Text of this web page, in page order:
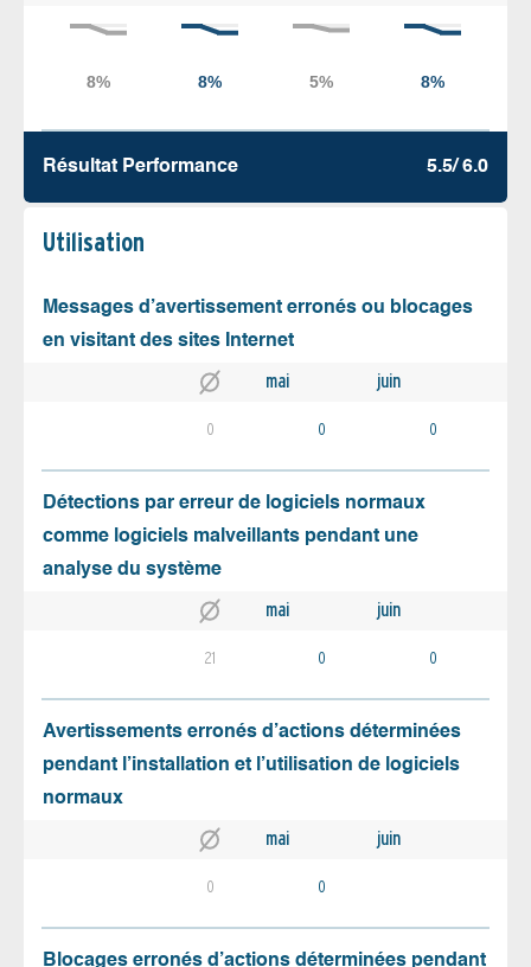
Résultat Performance 5.5/ 6.0
Utilisation
Messages d’avertissement erronés ou blocages
en visitant des sites Internet
mai juin
0 0 0
Détections par erreur de logiciels normaux
comme logiciels malveillants pendant une
analyse du système
mai juin
21 0 0
Avertissements erronés d’actions déterminées
pendant l’installation et l’utilisation de logiciels
normaux
mai juin
0 0
Blocages erronés d’actions déterminées pendant